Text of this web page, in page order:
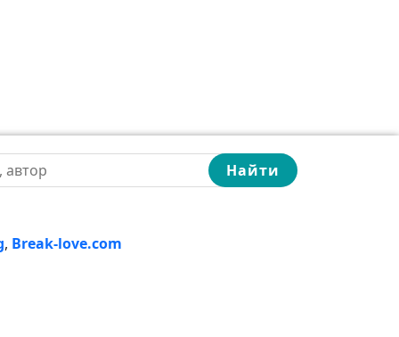
Найти
, Break-love.com